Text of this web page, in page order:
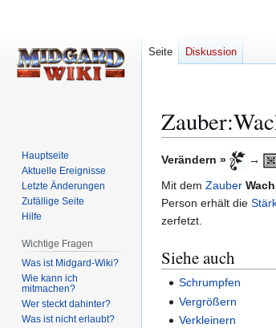
Zur
Zur
Verändern »
→
Mit dem Zauber
Person erhält die
zerfetzt.
Siehe auch
Schrumpfen
Vergrößern
Verkleinern
Seite Diskussion
Hauptseite
Aktuelle Ereignisse
Letzte Änderungen
Zufällige Seite
Hilfe
Wichtige Fragen
Was ist Midgard-Wiki?
Wie kann ich
mitmachen?
Wer steckt dahinter?
Was ist nicht erlaubt?